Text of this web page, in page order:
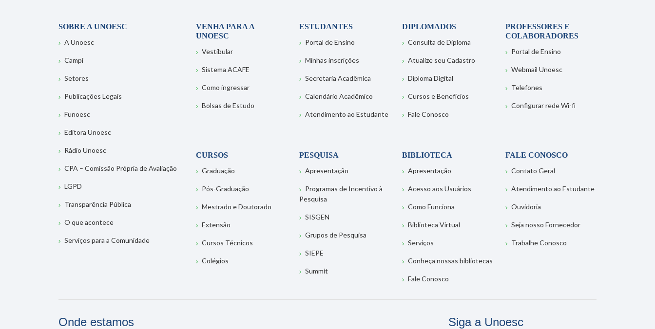
SOBRE A UNOESC
A Unoesc
Campi
Setores
Publicações Legais
Funoesc
Editora Unoesc
Rádio Unoesc
CPA – Comissão Própria de Avaliação
LGPD
Transparência Pública
O que acontece
Serviços para a Comunidade
VENHA PARA A
UNOESC
Vestibular
Sistema ACAFE
Como ingressar
Bolsas de Estudo
ESTUDANTES
Portal de Ensino
Minhas inscrições
Secretaria Acadêmica
Calendário Acadêmico
Atendimento ao Estudante
DIPLOMADOS
Consulta de Diploma
Atualize seu Cadastro
Diploma Digital
Cursos e Benefícios
Fale Conosco
PROFESSORES E
COLABORADORES
Portal de Ensino
Webmail Unoesc
Telefones
Configurar rede Wi-fi
CURSOS
Graduação
Pós-Graduação
Mestrado e Doutorado
Extensão
Cursos Técnicos
Colégios
PESQUISA
Apresentação
Programas de Incentivo à
Pesquisa
SISGEN
Grupos de Pesquisa
SIEPE
Summit
BIBLIOTECA
Apresentação
Acesso aos Usuários
Como Funciona
Biblioteca Virtual
Serviços
Conheça nossas bibliotecas
Fale Conosco
FALE CONOSCO
Contato Geral
Atendimento ao Estudante
Ouvidoria
Seja nosso Fornecedor
Trabalhe Conosco
Onde estamos Siga a Unoesc